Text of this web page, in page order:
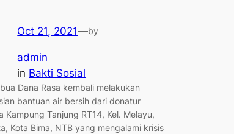
Oct 21, 2021—by
admin
in Bakti Sosial
Dana Rasa kembali melakukan
bantuan air bersih dari donatur
Kampung Tanjung RT14, Kel. Melayu,
Kota Bima, NTB yang mengalami krisis